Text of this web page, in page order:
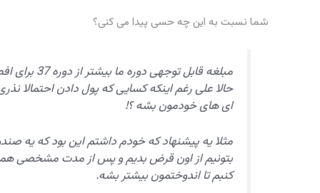
شما نسبت به این چه حسی پیدا می کنی؟
مبلغه قابل توجهی دوره ما بیشتر از دوره 37 برای افطاری پول جمع کرده و البته بچه های ما تقریبا 50 تا میان و اونا 80 تا !!
حالا علی رغم اینکه کسایی که پول دادن
ای های خودمون بشه ؟!
مثلا یه پیشنهاد که خودم داشتم این بود که یه
بتونیم از اون قرض بدیم و پس از مدت مشخصی
کنبم تا اندوختمون بیشتر بشه.